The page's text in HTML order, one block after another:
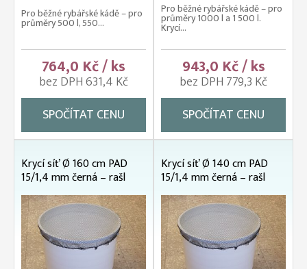
Pro běžné rybářské kádě – pro
průměry 500 l, 550...
764,0 Kč / ks
bez DPH 631,4 Kč
SPOČÍTAT CENU
Pro běžné rybářské kádě – pro
průměry 1000 l a 1 500 l.
Krycí...
943,0 Kč / ks
bez DPH 779,3 Kč
SPOČÍTAT CENU
Krycí síť Ø 160 cm PAD
15/1,4 mm černá – rašl
Krycí síť Ø 140 cm PAD
15/1,4 mm černá – rašl